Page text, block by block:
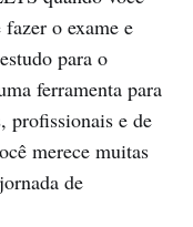
o exame e
para o
ferramenta para
profissionais e de
merece muitas
de